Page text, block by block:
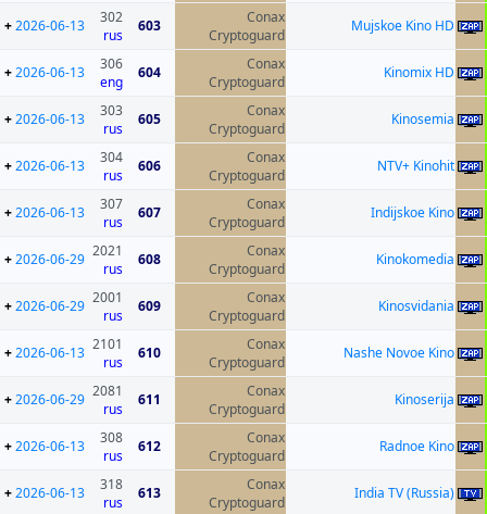
Mujskoe Kino HD
Conax
Cryptoguard
603
302
rus
2026-06-13
+
Kinomix HD
Conax
Cryptoguard
604
306
eng
2026-06-13
+
Kinosemia
Conax
Cryptoguard
605
303
rus
2026-06-13
+
NTV+ Kinohit
Conax
Cryptoguard
606
304
rus
2026-06-13
+
Indijskoe Kino
Conax
Cryptoguard
607
307
rus
2026-06-13
+
Kinokomedia
Conax
Cryptoguard
608
2021
rus
2026-06-29
+
Kinosvidania
Conax
Cryptoguard
609
2001
rus
2026-06-29
+
Nashe Novoe Kino
Conax
Cryptoguard
610
2101
rus
2026-06-13
+
Kinoserija
Conax
Cryptoguard
611
2081
rus
2026-06-29
+
Radnoe Kino
Conax
Cryptoguard
612
308
rus
2026-06-13
+
India TV (Russia)
Conax
Cryptoguard
613
318
rus
2026-06-13
+